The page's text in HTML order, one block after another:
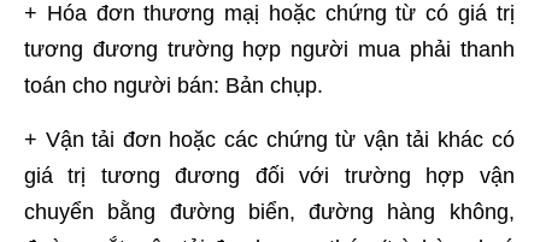
+ Hóa đơn thương mạị hoặc chứng từ có giá trị
tương đương trường hợp người mua phải thanh
toán cho người bán: Bản chụp.
+ Vận tải đơn hoặc các chứng từ vận tải khác có
giá trị tương đương đối với trường hợp vận
chuyển bằng đường biển, đường hàng không,